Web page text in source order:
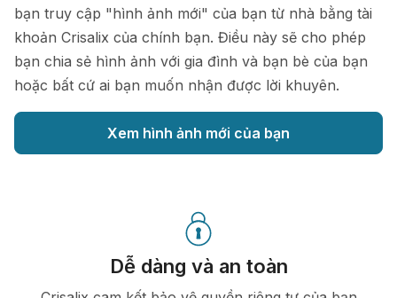
bạn truy cập "hình ảnh mới" của bạn từ nhà bằng tài
khoản Crisalix của chính bạn. Điều này sẽ cho phép
bạn chia sẻ hình ảnh với gia đình và bạn bè của bạn
hoặc bất cứ ai bạn muốn nhận được lời khuyên.
Xem hình ảnh mới của bạn
Dễ dàng và an toàn